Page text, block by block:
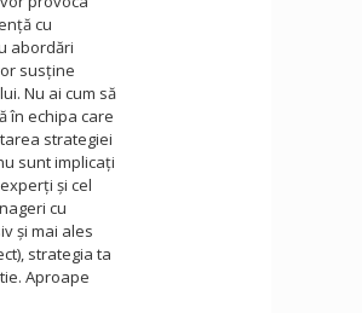
cu
abordări
susţine
Nu ai cum să
în echipa care
strategiei
sunt implicaţi
şi cel
cu
şi mai ales
strategia ta
Aproape